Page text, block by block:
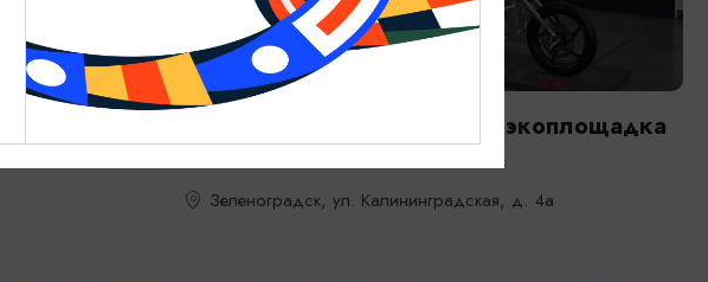
МУЗЕИ
МУзей МУсора «МуМуКа» и экоплощадка
«Зеленый КОТ»
Зеленоградск, ул. Калининградская, д. 4a